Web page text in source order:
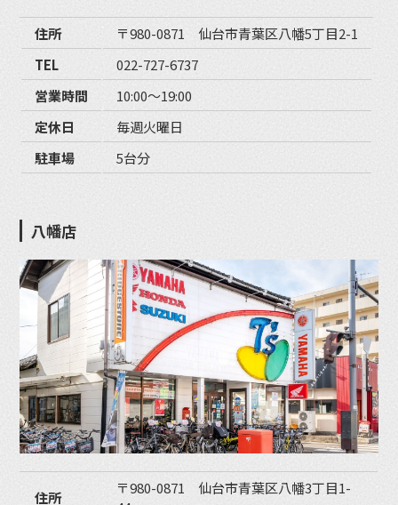
住所
〒980-0871 仙台市青葉区八幡5丁目2-1
TEL
022-727-6737
営業時間
10:00〜19:00
定休日
毎週火曜日
駐車場
5台分
八幡店
住所
〒980-0871 仙台市青葉区八幡3丁目1-